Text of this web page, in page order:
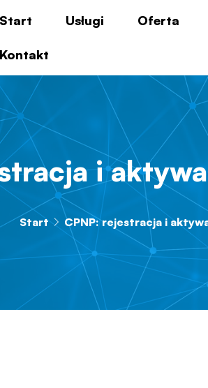
Start Usługi Oferta
Kontakt
i
Start CPNP: rejestracja i